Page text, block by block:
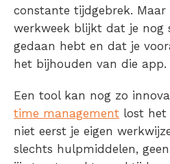
constante tijdgebrek.
werkweek blijkt dat je nog
gedaan hebt en dat je
het bijhouden van die app.
Een tool kan nog zo
time management lost het
niet eerst je eigen
slechts hulpmiddelen,